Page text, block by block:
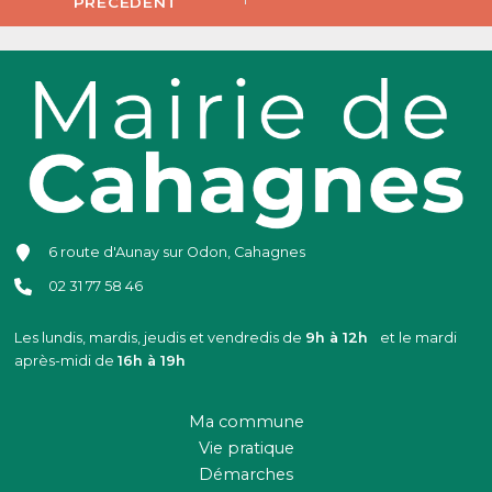
6 route d'Aunay sur Odon, Cahagnes
02 31 77 58 46
Les lundis, mardis, jeudis et vendredis de 9h à 12h et le mardi
après-midi de16h à 19h
Ma commune
Vie pratique
Démarches